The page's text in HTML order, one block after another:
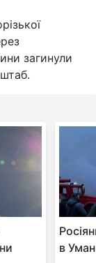
загинули
в